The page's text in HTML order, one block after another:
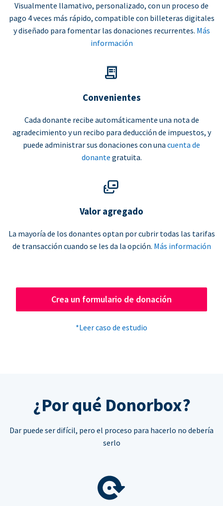
Visualmente llamativo, personalizado, con un proceso de
pago 4 veces más rápido, compatible con billeteras digitales
y diseñado para fomentar las donaciones recurrentes. Más
información
Convenientes
Cada donante recibe automáticamente una nota de
agradecimiento y un recibo para deducción de impuestos, y
puede administrar sus donaciones con una cuenta de
donante gratuita.
Valor agregado
La mayoría de los donantes optan por cubrir todas las tarifas
de transacción cuando se les da la opción. Más información
Crea un formulario de donación
*Leer caso de estudio
¿Por qué Donorbox?
Dar puede ser difícil, pero el proceso para hacerlo no debería
serlo